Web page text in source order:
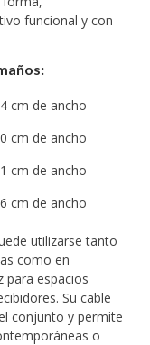
funcional y con
cm de ancho
cm de ancho
cm de ancho
cm de ancho
utilizarse tanto
como en
para espacios
Su cable
conjunto y permite
o